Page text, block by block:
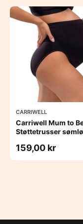
CARRIWELL
Carriwell Mum to
Støttetrusser
159,00 kr